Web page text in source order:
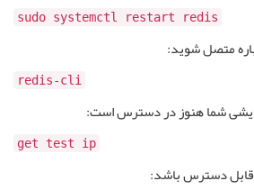
sudo systemctl restart redis
متصل شوید:
redis-cli
شما هنوز در دسترس است:
get test ip
قابل دسترس باشد: